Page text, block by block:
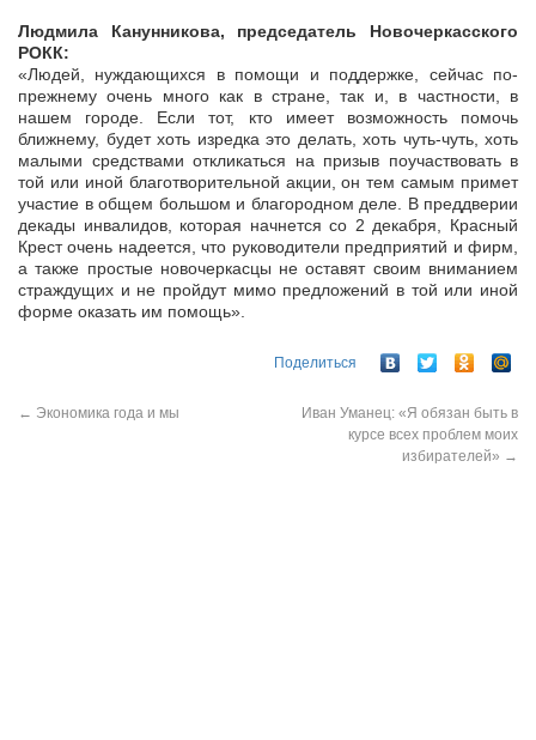
Людмила Канунникова, председатель Новочеркасского
РОКК:
«Людей, нуждающихся в помощи и поддержке, сейчас по-
прежнему очень много как в стране, так и, в частности, в
нашем городе. Если тот, кто имеет возможность помочь
ближнему, будет хоть изредка это делать, хоть чуть-чуть, хоть
малыми средствами откликаться на призыв поучаствовать в
той или иной благотворительной акции, он тем самым примет
участие в общем большом и благородном деле. В преддверии
декады инвалидов, которая начнется со 2 декабря, Красный
Крест очень надеется, что руководители предприятий и фирм,
а также простые новочеркасцы не оставят своим вниманием
страждущих и не пройдут мимо предложений в той или иной
форме оказать им помощь».
Поделиться
← Экономика года и мы
Иван Уманец: «Я обязан быть в
курсе всех проблем моих
избирателей» →